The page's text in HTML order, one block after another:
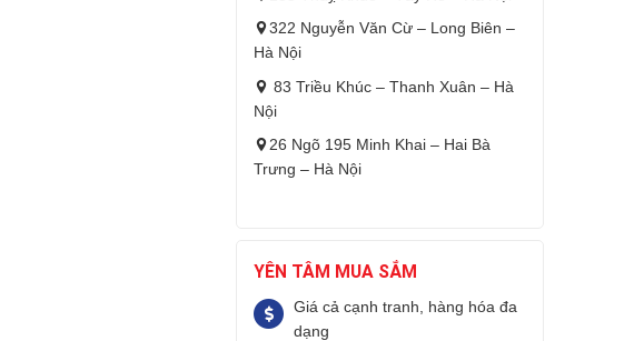
322 Nguyễn Văn Cừ – Long Biên –
Hà Nội
83 Triều Khúc – Thanh Xuân – Hà
Nội
26 Ngõ 195 Minh Khai – Hai Bà
Trưng – Hà Nội
YÊN TÂM MUA SẮM
Giá cả cạnh tranh, hàng hóa đa
dạng